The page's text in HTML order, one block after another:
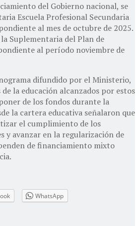
del Gobierno nacional, se
Escuela Profesional Secundaria
al mes de octubre de 2025.
Suplementaria del Plan de
al período noviembre de
difundido por el Ministerio,
la educación alcanzados por estos
de los fondos durante la
la cartera educativa señalaron que
el cumplimiento de los
y avanzar en la regularización de
de financiamiento mixto
WhatsApp